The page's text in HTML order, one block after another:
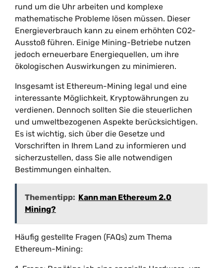
rund um die Uhr arbeiten und komplexe
mathematische Probleme lösen müssen. Dieser
Energieverbrauch kann zu einem erhöhten CO2-
Ausstoß führen. Einige Mining-Betriebe nutzen
jedoch erneuerbare Energiequellen, um ihre
ökologischen Auswirkungen zu minimieren.
Insgesamt ist Ethereum-Mining legal und eine
interessante Möglichkeit, Kryptowährungen zu
verdienen. Dennoch sollten Sie die steuerlichen
und umweltbezogenen Aspekte berücksichtigen.
Es ist wichtig, sich über die Gesetze und
Vorschriften in Ihrem Land zu informieren und
sicherzustellen, dass Sie alle notwendigen
Bestimmungen einhalten.
Thementipp: Kann man Ethereum 2.0
Mining?
Häufig gestellte Fragen (FAQs) zum Thema
Ethereum-Mining: